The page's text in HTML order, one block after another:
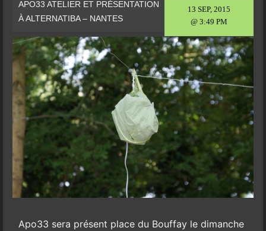
13 SEP, 2015
@ 3:49 PM
APO33 ATELIER ET PRÉSENTATION
À ALTERNATIBA – NANTES
Apo33 sera présent place du Bouffay le dimanche